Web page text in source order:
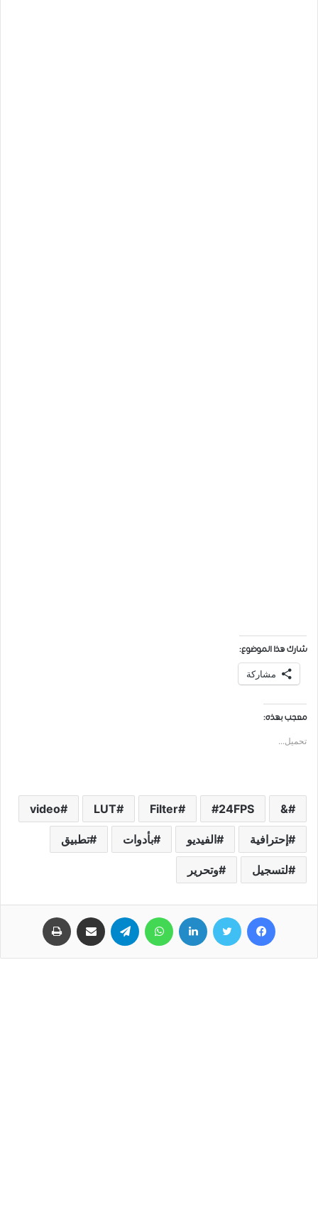
شارك هذا الموضوع:
مشاركة
معجب بهذه:
تحميل...
&
24FPS
Filter
LUT
video
إحترافية الفيديو بأدوات تطبيق
لتسجيل وتحرير
فيسبوك تويتر لينكدإن واتساب تيلقرام مشاركة عبر البريد